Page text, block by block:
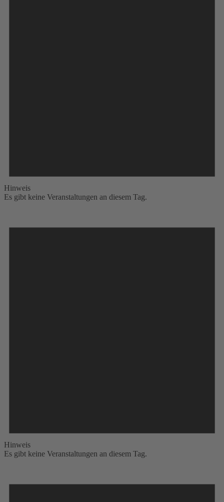
Hinweis
Es gibt keine Veranstaltungen an diesem Tag.
Hinweis
Es gibt keine Veranstaltungen an diesem Tag.